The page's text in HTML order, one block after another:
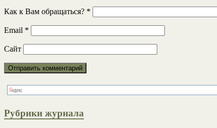
Как к Вам обращаться? *
Email *
Сайт
Рубрики журнала